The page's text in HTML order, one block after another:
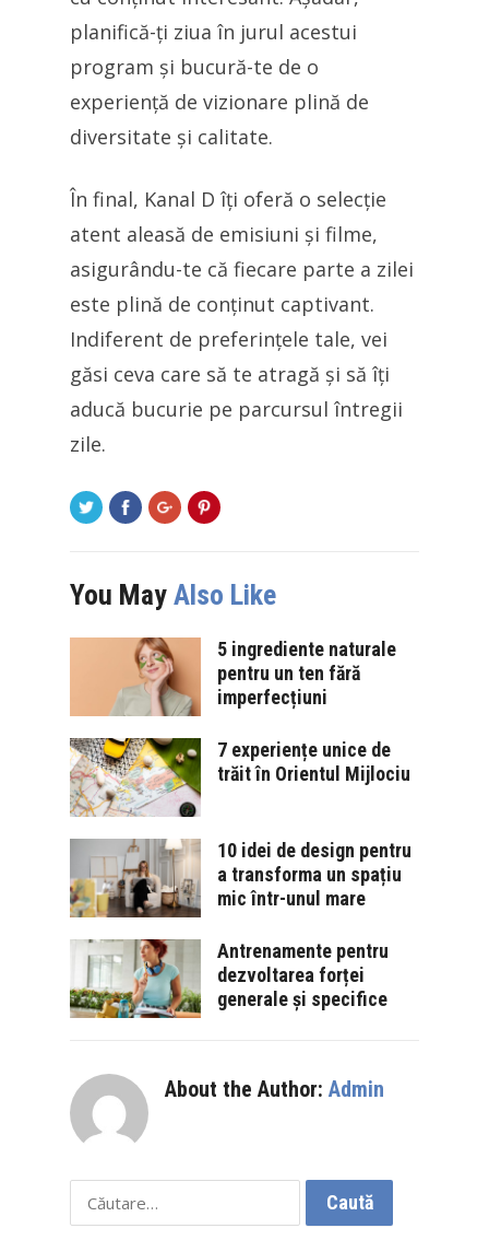
planifică-ți ziua în jurul acestui
program și bucură-te de o
experiență de vizionare plină de
diversitate și calitate.
În final, Kanal D îți oferă o selecție
atent aleasă de emisiuni și filme,
asigurându-te că fiecare parte a zilei
este plină de conținut captivant.
Indiferent de preferințele tale, vei
găsi ceva care să te atragă și să îți
aducă bucurie pe parcursul întregii
zile.
You May Also Like
5 ingrediente naturale
pentru un ten fără
imperfecțiuni
7 experiențe unice de
trăit în Orientul Mijlociu
10 idei de design pentru
a transforma un spațiu
mic într-unul mare
Antrenamente pentru
dezvoltarea forței
generale și specifice
About the Author: Admin
Caută
după: